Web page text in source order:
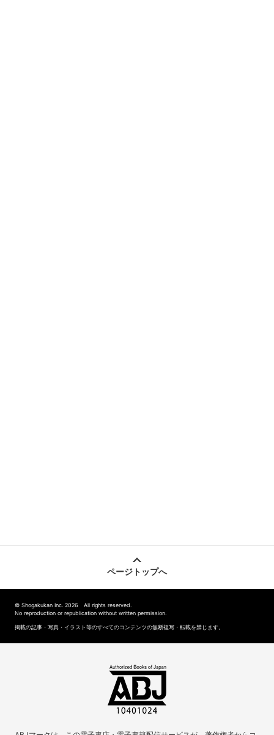
ページトップへ
© Shogakukan Inc. 2026 All rights reserved.
No reproduction or republication without written permission.
掲載の記事・写真・イラスト等のすべてのコンテンツの無断複写・転載を禁じます。